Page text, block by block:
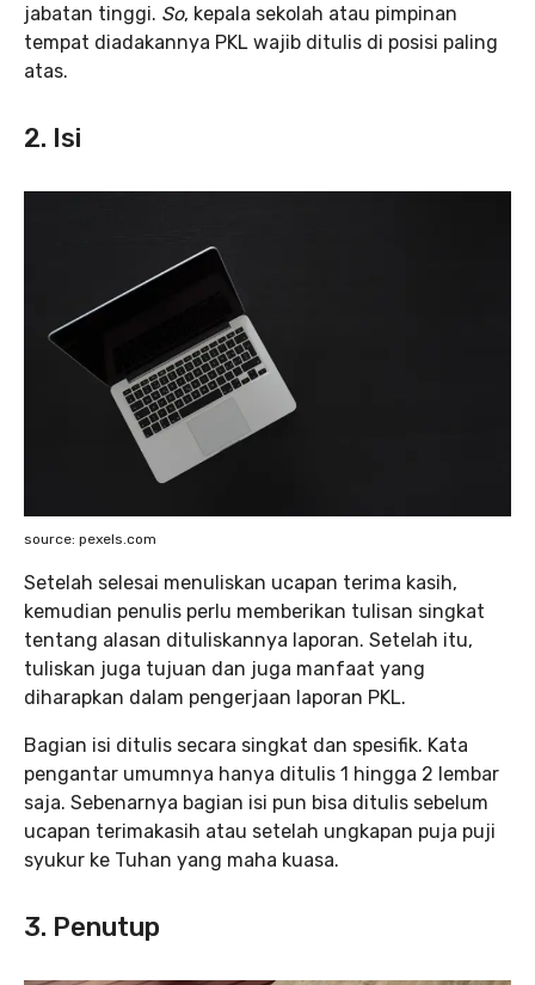
jabatan tinggi. So, kepala sekolah atau pimpinan
tempat diadakannya PKL wajib ditulis di posisi paling
atas.
2. Isi
source: pexels.com
Setelah selesai menuliskan ucapan terima kasih,
kemudian penulis perlu memberikan tulisan singkat
tentang alasan dituliskannya laporan. Setelah itu,
tuliskan juga tujuan dan juga manfaat yang
diharapkan dalam pengerjaan laporan PKL.
Bagian isi ditulis secara singkat dan spesifik. Kata
pengantar umumnya hanya ditulis 1 hingga 2 lembar
saja. Sebenarnya bagian isi pun bisa ditulis sebelum
ucapan terimakasih atau setelah ungkapan puja puji
syukur ke Tuhan yang maha kuasa.
3. Penutup